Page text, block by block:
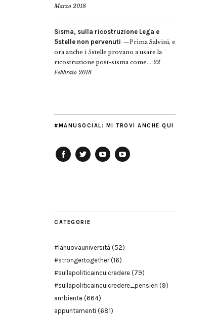
Marzo 2018
Sisma, sulla ricostruzione Lega e
5stelle non pervenuti
Prima Salvini, e
ora anche i 5stelle provano a usare la
ricostruzione post-sisma come... 22
Febbraio 2018
#MANUSOCIAL: MI TROVI ANCHE QUI
CATEGORIE
#lanuovauniversità (52)
#strongertogether(16)
#sullapoliticaincuicredere (79)
#sullapoliticaincuicredere_pensieri (9)
ambiente (664)
appuntamenti (681)